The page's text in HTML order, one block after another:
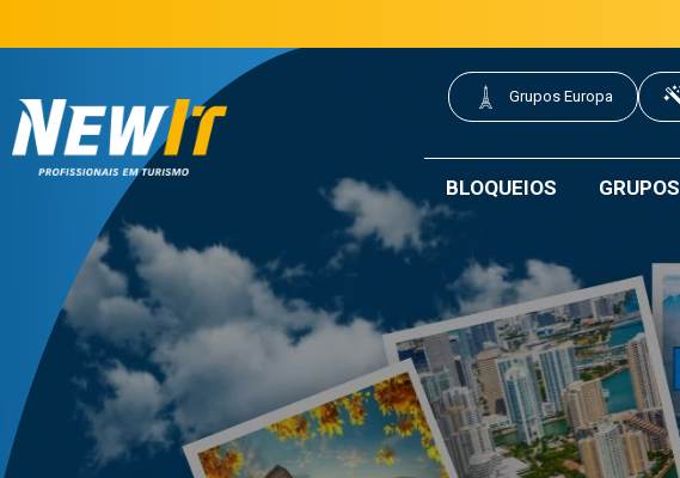
NewIt - Profissionais em Turismo
Grupos Europa
BLOQUEIOS GRUPOS